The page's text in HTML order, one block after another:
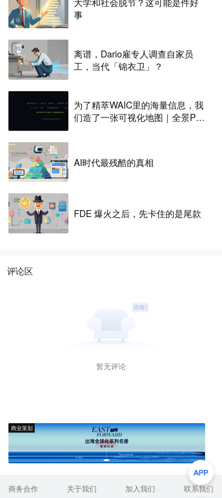
事
离谱，Dario雇专人调查自家员
工，当代「锦衣卫」？
为了精萃WAIC里的海量信息，我
们造了一张可视化地图｜全景PA
AI时代最残酷的真相
FDE 爆火之后，先卡住的是尾款
评论区
暂无评论
商业策划
商务合作 关于我们 加入我们 联系我们